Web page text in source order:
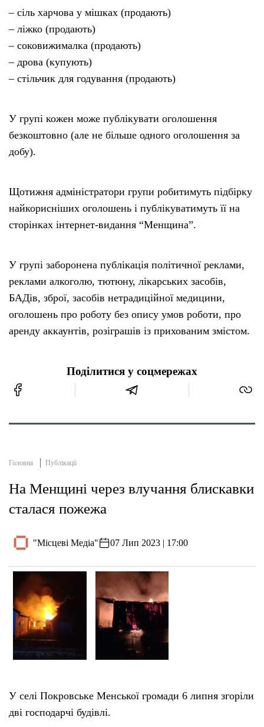
– сіль харчова у мішках (продають)
– ліжко (продають)
– соковижималка (продають)
– дрова (купують)
– стільчик для годування (продають)
У групі кожен може публікувати оголошення
безкоштовно (але не більше одного оголошення за
добу).
Щотижня адміністратори групи робитимуть підбірку
найкорисніших оголошень і публікуватимуть її на
сторінках інтернет-видання “Менщина”.
У групі заборонена публікація політичної реклами,
реклами алкоголю, тютюну, лікарських засобів,
БАДів, зброї, засобів нетрадиційної медицини,
оголошень про роботу без опису умов роботи, про
аренду аккаунтів, розіграшів із прихованим змістом.
Поділитися у соцмережах
Головна Публікації
На Менщині через влучання блискавки
сталася пожежа
"Місцеві Медіа" 07 Лип 2023 | 17:00
У селі Покровське Менської громади 6 липня згоріли
дві господарчі будівлі.